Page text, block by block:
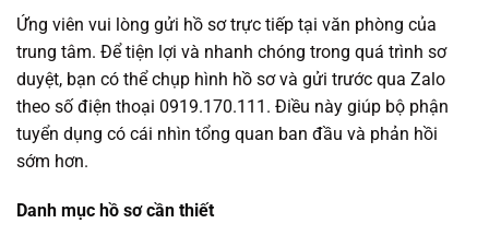
Ứng viên vui lòng gửi hồ sơ trực tiếp tại văn phòng của
trung tâm. Để tiện lợi và nhanh chóng trong quá trình sơ
duyệt, bạn có thể chụp hình hồ sơ và gửi trước qua Zalo
theo số điện thoại 0919.170.111. Điều này giúp bộ phận
tuyển dụng có cái nhìn tổng quan ban đầu và phản hồi
sớm hơn.
Danh mục hồ sơ cần thiết